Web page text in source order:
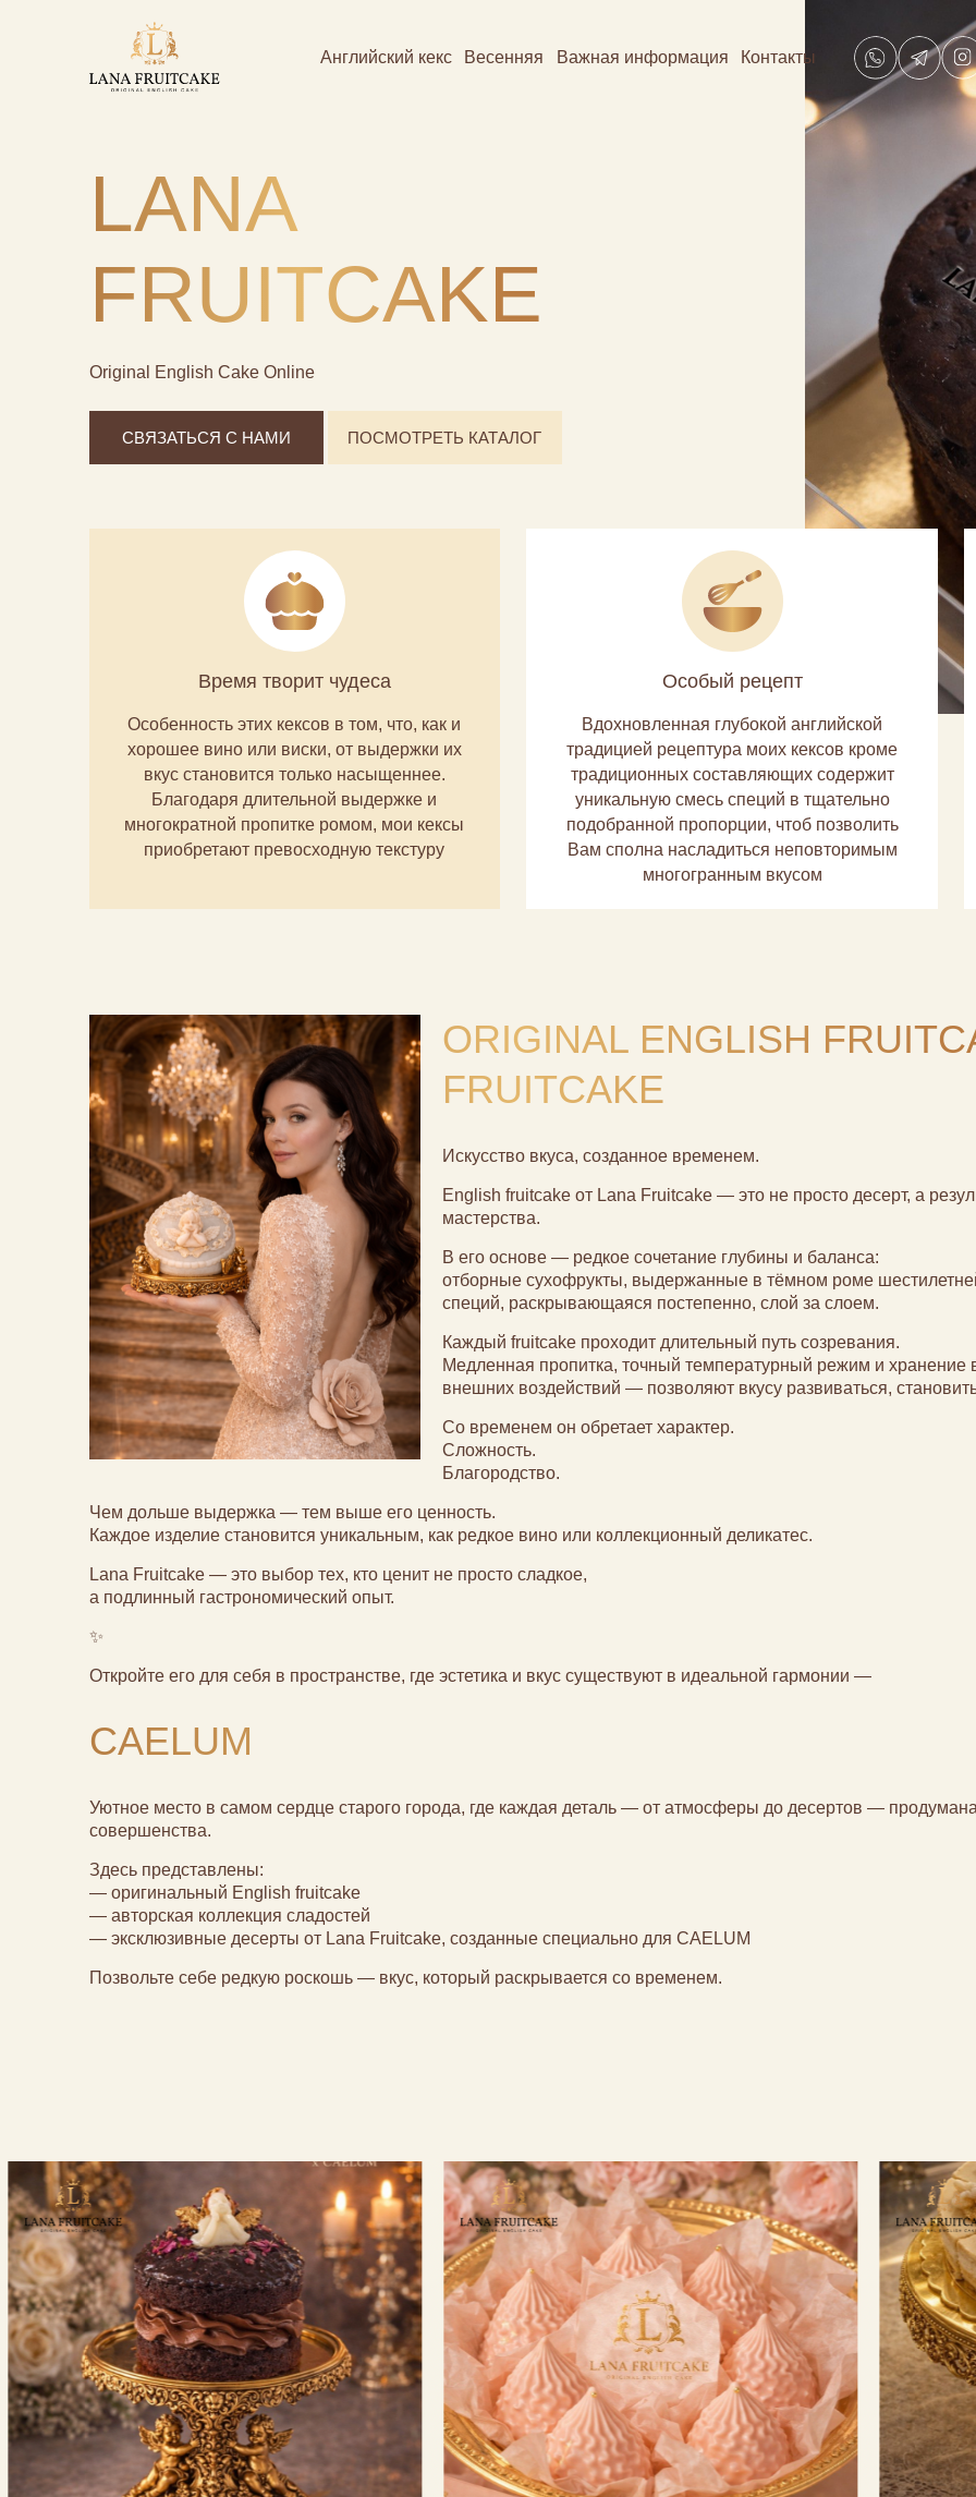
Английский кекс Весенняя Важная информация Контакты
LANA
FRUITCAKE
Original English Cake Online
СВЯЗАТЬСЯ С НАМИ ПОСМОТРЕТЬ КАТАЛОГ
Время творит чудеса
Особенность этих кексов в том, что, как и
хорошее вино или виски, от выдержки их
вкус становится только насыщеннее.
Благодаря длительной выдержке и
многократной пропитке ромом, мои кексы
приобретают превосходную текстуру
Особый рецепт
Вдохновленная глубокой английской
традицией рецептура моих кексов кроме
традиционных составляющих содержит
уникальную смесь специй в тщательно
подобранной пропорции, чтоб позволить
Вам сполна насладиться неповторимым
многогранным вкусом
ORIGINAL ENGLISH
FRUITCAKE
Искусство вкуса, созданное временем.
English fruitcake от Lana Fruitcake — это не просто десерт, а
мастерства.
В его основе — редкое сочетание глубины и баланса:
отборные сухофрукты, выдержанные в тёмном роме
специй, раскрывающаяся постепенно, слой за слоем.
Каждый fruitcake проходит длительный путь созревания.
Медленная пропитка, точный температурный режим и хранение
внешних воздействий — позволяют вкусу развиваться,
Со временем он обретает характер.
Сложность.
Благородство.
Чем дольше выдержка — тем выше его ценность.
Каждое изделие становится уникальным, как редкое вино или коллекционный деликатес.
Lana Fruitcake — это выбор тех, кто ценит не просто сладкое,
а подлинный гастрономический опыт.
✨
Откройте его для себя в пространстве, где эстетика и вкус существуют в идеальной гармонии —
CAELUM
Уютное место в самом сердце старого города, где каждая деталь — от атмосферы до десертов —
совершенства.
Здесь представлены:
— оригинальный English fruitcake
— авторская коллекция сладостей
— эксклюзивные десерты от Lana Fruitcake, созданные специально для CAELUM
Позвольте себе редкую роскошь — вкус, который раскрывается со временем.